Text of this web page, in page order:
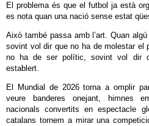
El problema és que el futbol ja està
es nota quan una nació sense estat
Això també passa amb l’art. Quan
sovint vol dir que no ha de molestar el
no ha de ser polític, sovint vol dir
establert.
El Mundial de 2026 torna a omplir
veure banderes onejant, himnes
nacionals convertits en espectacle
catalans tornem a mirar una